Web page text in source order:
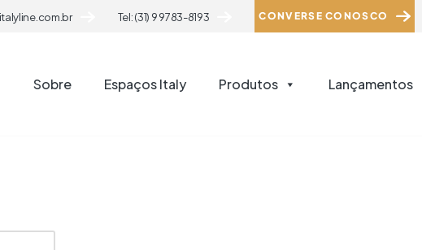
Tel: (31) 9 9783-8193 CONVERSE CONOSCO
Sobre Espaços Italy Produtos Lançamentos